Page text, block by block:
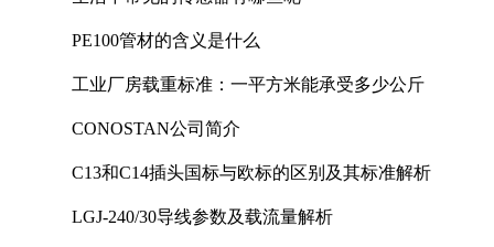
PE100管材的含义是什么
工业厂房载重标准：一平方米能承受多少公斤
CONOSTAN公司简介
C13和C14插头国标与欧标的区别及其标准解析
LGJ-240/30导线参数及载流量解析